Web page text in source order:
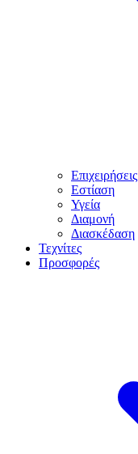
Επιχειρήσεις
Εστίαση
Υγεία
Διαμονή
Διασκέδαση
Τεχνίτες
Προσφορές